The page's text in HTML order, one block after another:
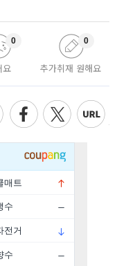
요
0
추가취재 원해요
0